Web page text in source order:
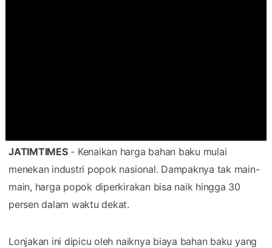
JATIMTIMES- Kenaikan harga bahan baku mulai
menekan industri popok nasional. Dampaknya tak main-
main, harga popok diperkirakan bisa naik hingga 30
persen dalam waktu dekat.
Lonjakan ini dipicu oleh naiknya biaya bahan baku yang